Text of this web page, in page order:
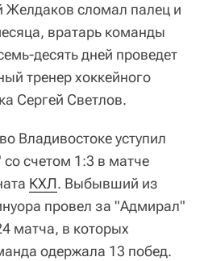
Желдаков сломал палец и
вратарь команды
десять дней проведет
тренер хоккейного
Сергей Светлов.
Владивостоке уступил
со счетом 1:3 в матче
КХЛ. Выбывший из
провел за "Адмирал"
матча, в которых
одержала 13 побед.